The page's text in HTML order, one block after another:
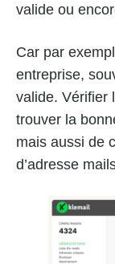
valide ou
Car par
entreprise,
valide. Vérifier
trouver la
mais aussi de
d’adresse